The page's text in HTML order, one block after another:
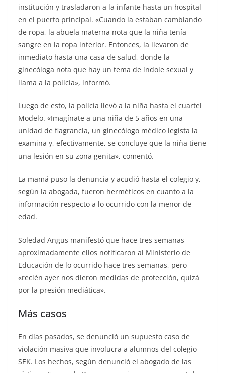
institución y trasladaron a la infante hasta un hospital
en el puerto principal. «Cuando la estaban cambiando
de ropa, la abuela materna nota que la niña tenía
sangre en la ropa interior. Entonces, la llevaron de
inmediato hasta una casa de salud, donde la
ginecóloga nota que hay un tema de índole sexual y
llama a la policía», informó.
Luego de esto, la policía llevó a la niña hasta el cuartel
Modelo. «Imagínate a una niña de 5 años en una
unidad de flagrancia, un ginecólogo médico legista la
examina y, efectivamente, se concluye que la niña tiene
una lesión en su zona genita», comentó.
La mamá puso la denuncia y acudió hasta el colegio y,
según la abogada, fueron herméticos en cuanto a la
información respecto a lo ocurrido con la menor de
edad.
Soledad Angus manifestó que hace tres semanas
aproximadamente ellos notificaron al Ministerio de
Educación de lo ocurrido hace tres semanas, pero
«recién ayer nos dieron medidas de protección, quizá
por la presión mediática».
Más casos
En días pasados, se denunció un supuesto caso de
violación masiva que involucra a alumnos del colegio
SEK. Los hechos, según denunció el abogado de las